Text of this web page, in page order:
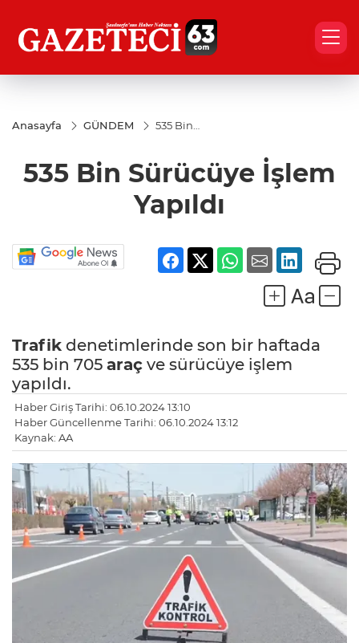
Anasayfa GÜNDEM
535 Bin
Yapıldı
535 Bin Sürücüye İşlem
Yapıldı
Trafik denetimlerinde son bir haftada
535 bin 705 araç ve sürücüye işlem
yapıldı.
Haber Giriş Tarihi: 06.10.2024 13:10
Haber Güncellenme Tarihi: 06.10.2024 13:12
Kaynak: AA